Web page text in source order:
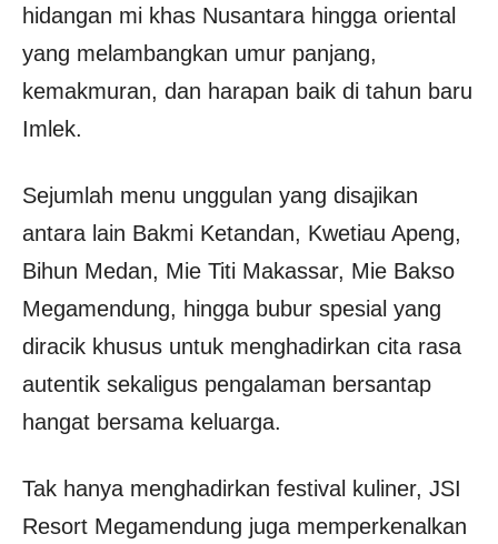
hidangan mi khas Nusantara hingga oriental
yang melambangkan umur panjang,
kemakmuran, dan harapan baik di tahun baru
Imlek.
Sejumlah menu unggulan yang disajikan
antara lain Bakmi Ketandan, Kwetiau Apeng,
Bihun Medan, Mie Titi Makassar, Mie Bakso
Megamendung, hingga bubur spesial yang
diracik khusus untuk menghadirkan cita rasa
autentik sekaligus pengalaman bersantap
hangat bersama keluarga.
Tak hanya menghadirkan festival kuliner, JSI
Resort Megamendung juga memperkenalkan